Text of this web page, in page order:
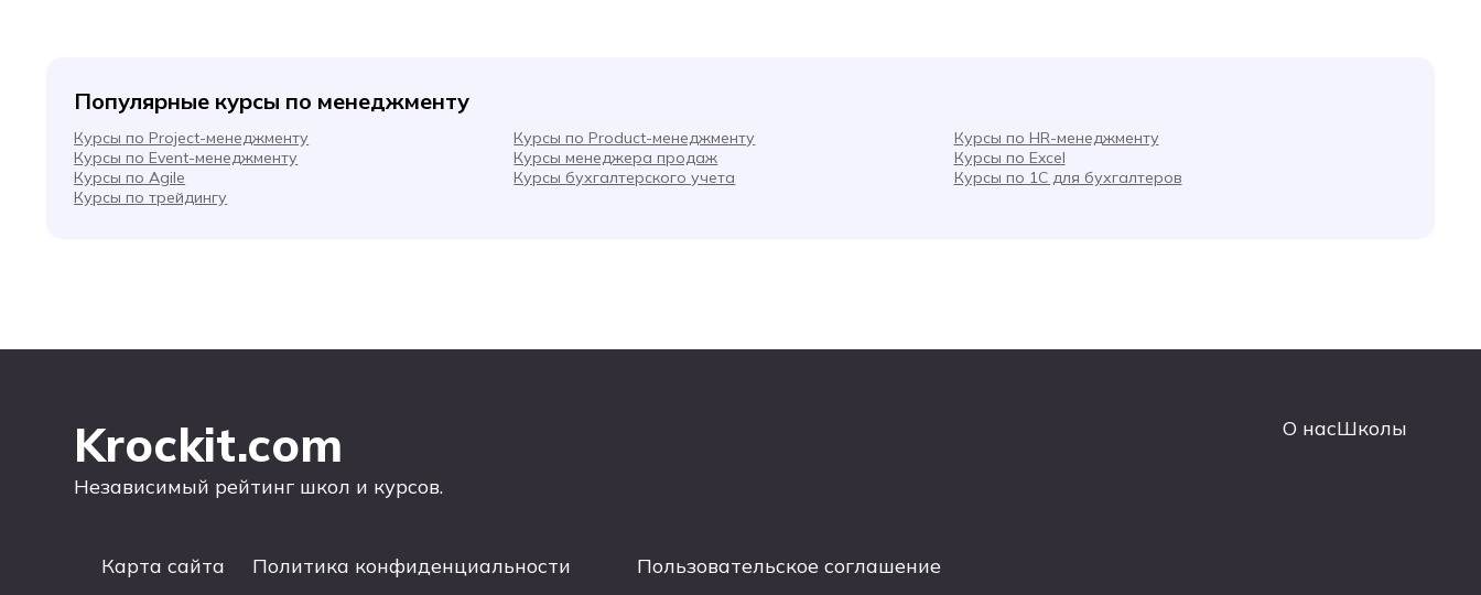
Популярные курсы по менеджменту
Курсы по Project-менеджменту Курсы по Product-менеджменту
Курсы по HR-менеджменту
Курсы по Event-менеджменту
Курсы менеджера продаж
Курсы по Excel
Курсы по Agile
Курсы бухгалтерского учета
Курсы по 1С для бухгалтеров
Курсы по трейдингу
Krockit.com
Независимый рейтинг школ и курсов.
О насШколы
Карта сайта Политика конфиденциальности Пользовательское соглашение